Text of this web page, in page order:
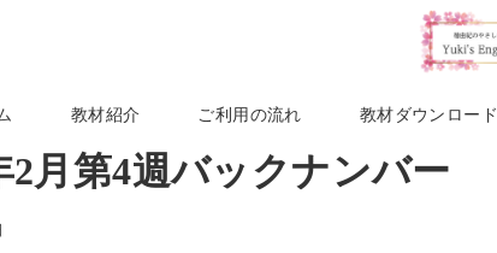
教材紹介 ご利用の流れ 教材ダウンロード
2月第4週バックナンバー